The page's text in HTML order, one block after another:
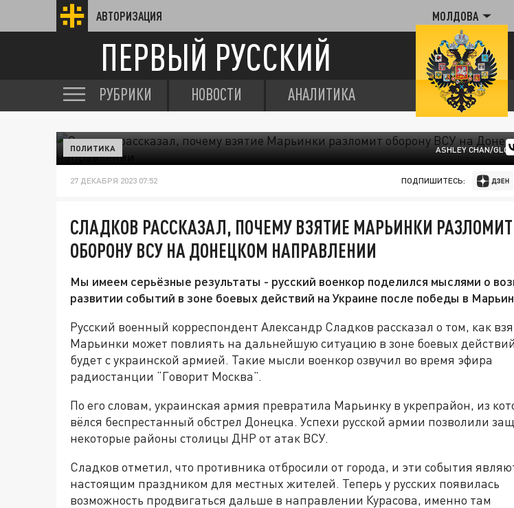
АВТОРИЗАЦИЯ МОЛДОВА
ПЕРВЫЙ РУССКИЙ
РУБРИКИ НОВОСТИ АНАЛИТИКА
ASHLEY CHAN/
ПОЛИТИКА
27 ДЕКАБРЯ 2023 07:52 ПОДПИШИТЕСЬ:
СЛАДКОВ РАССКАЗАЛ, ПОЧЕМУ ВЗЯТИЕ МАРЬИНКИ РАЗЛОМИТ
ОБОРОНУ ВСУ НА ДОНЕЦКОМ НАПРАВЛЕНИИ
Мы имеем серьёзные результаты - русский военкор поделился мыслями о
развитии событий в зоне боевых действий на Украине после победы в
Русский военный корреспондент Александр Сладков рассказал о том, как
Марьинки может повлиять на дальнейшую ситуацию в зоне боевых
будет с украинской армией. Такие мысли военкор озвучил во время эфира
радиостанции “Говорит Москва”.
По его словам, украинская армия превратила Марьинку в укрепрайон, из
вёлся беспрестанный обстрел Донецка. Успехи русской армии позволили
некоторые районы столицы ДНР от атак ВСУ.
Сладков отметил, что противника отбросили от города, и эти события
настоящим праздником для местных жителей. Теперь у русских появилась
возможность продвигаться дальше в направлении Курасова, именно там